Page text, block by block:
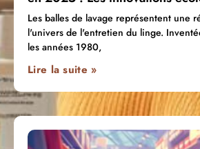
Les balles de lavage représentent une
l'univers de l'entretien du linge.
les années 1980,
Lire la suite »